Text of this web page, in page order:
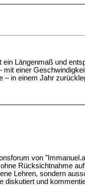
ein Längenmaß und
mit einer
– in einem Jahr
von
Rücksichtnahme auf
Lehren, sondern
diskutiert und